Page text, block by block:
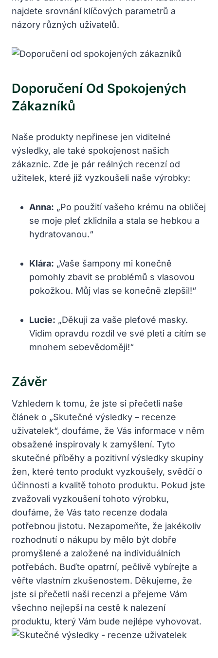
najdete srovnání klíčových parametrů a
názory různých uživatelů.
Doporučení Od Spokojených
Zákazníků
Naše produkty nepřinese jen viditelné
výsledky, ale také spokojenost našich
zákaznic. Zde je pár reálných recenzí od
užitelek, které již vyzkoušeli naše výrobky:
Anna: „Po použití vašeho krému na obličej
se moje pleť zklidnila a stala se hebkou a
hydratovanou.“
Klára: „Vaše šampony mi konečně
pomohly zbavit se problémů s vlasovou
pokožkou. Můj vlas se konečně zlepšil!“
Lucie: „Děkuji za vaše pleťové masky.
Vidím opravdu rozdíl ve své pleti a cítím se
mnohem sebevědoměji!“
Závěr
Vzhledem k tomu, že jste si přečetli naše
článek o „Skutečné výsledky – recenze
uživatelek“, doufáme, že Vás informace v něm
obsažené inspirovaly k zamyšlení. Tyto
skutečné příběhy a pozitivní výsledky skupiny
žen, které tento produkt vyzkoušely, svědčí o
účinnosti a kvalitě tohoto produktu. Pokud jste
zvažovali vyzkoušení tohoto výrobku,
doufáme, že Vás tato recenze dodala
potřebnou jistotu. Nezapomeňte, že jakékoliv
rozhodnutí o nákupu by mělo být dobře
promyšlené a založené na individuálních
potřebách. Buďte opatrní, pečlivě vybírejte a
věřte vlastním zkušenostem. Děkujeme, že
jste si přečetli naši recenzi a přejeme Vám
všechno nejlepší na cestě k nalezení
produktu, který Vám bude nejlépe vyhovovat.